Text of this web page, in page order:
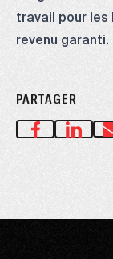
travail pour
revenu garanti.
PARTAGER